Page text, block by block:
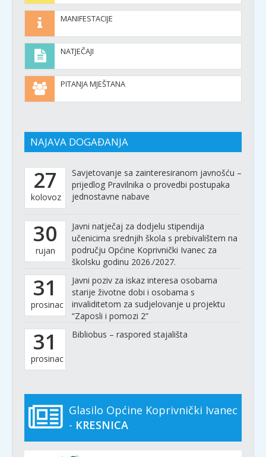
MANIFESTACIJE
NATJEČAJI
PITANJA MJEŠTANA
NAJAVA DOGAĐANJA
27
kolovoz
Savjetovanje sa zainteresiranom javnošću –
prijedlog Pravilnika o provedbi postupaka
jednostavne nabave
30
rujan
Javni natječaj za dodjelu stipendija
učenicima srednjih škola s prebivalištem na
području Općine Koprivnički Ivanec za
školsku godinu 2026./2027.
31
prosinac
Javni poziv za iskaz interesa osobama
starije životne dobi i osobama s
invaliditetom za sudjelovanje u projektu
“Zaposli i pomozi 2”
31
prosinac
Bibliobus – raspored stajališta
Glasilo Općine Koprivnički Ivanec
- KRESNICA